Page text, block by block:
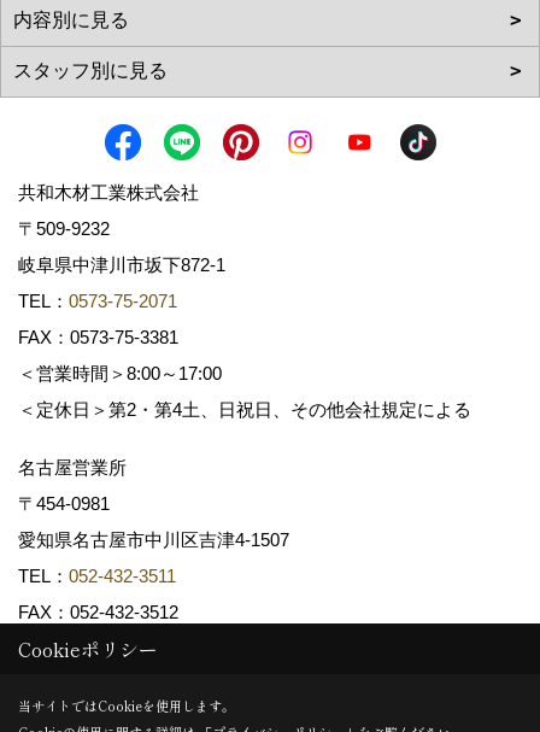
共和木材工業株式会社
〒509-9232
岐阜県中津川市坂下872‐1
TEL： 0573-75-2071
FAX：0573-75-3381
＜営業時間＞8:00～17:00
＜定休日＞第2・第4土、日祝日、その他会社規定による
名古屋営業所
〒454-0981
愛知県名古屋市中川区吉津4-1507
TEL： 052-432-3511
FAX：052-432-3512
Copyright (c) 共和木材工業株式会社. All Rights Reserved.
Cookieポリシー
当サイトではCookieを使用します。